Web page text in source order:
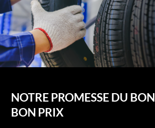
NOTRE PROMESSE DU
BON PRIX